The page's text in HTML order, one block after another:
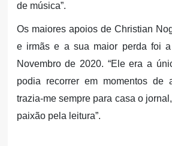
de música”.
Os maiores apoios de Christian
e irmãs e a sua maior perda foi
Novembro de 2020. “Ele era a
podia recorrer em momentos de
trazia-me sempre para casa o
paixão pela leitura”.